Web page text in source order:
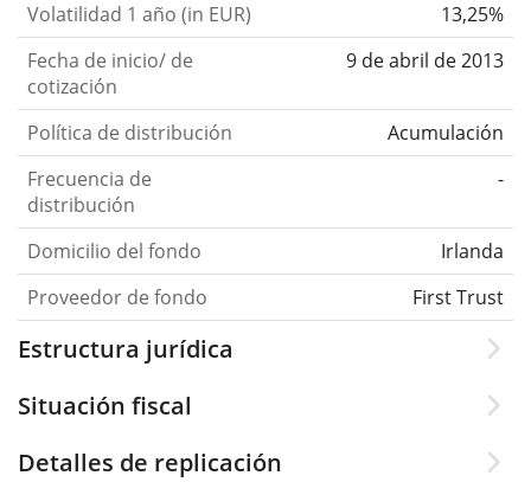
Volatilidad 1 año (in EUR)
13,25%
Fecha de inicio/ de
cotización
9 de abril de 2013
Política de distribución
Acumulación
Frecuencia de
distribución
-
Domicilio del fondo
Irlanda
Proveedor de fondo
First Trust
Estructura jurídica
Situación fiscal
Detalles de replicación